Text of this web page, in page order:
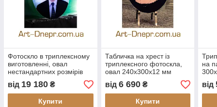
Фотоскло в триплексному
виготовленні, овал
нестандартних розмірів
500х500х12 мм
від 19 180 ₴
Купити
Табличка на хрест із
триплексного фотоскла,
овал 240х300х12 мм
від 6 690₴
Купити
на
від